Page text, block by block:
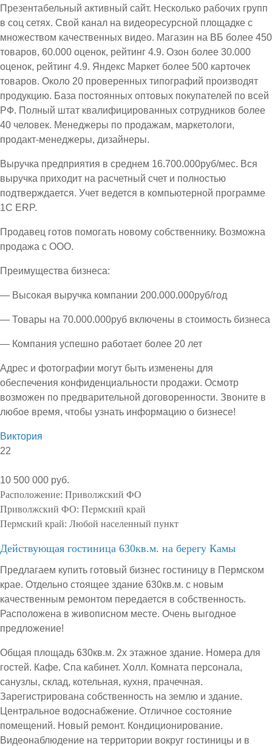
Презентабельный активный сайт. Несколько рабочих групп
в соц сетях. Свой канал на видеоресурсной площадке с
множеством качественных видео. Магазин на ВБ более 450
товаров, 60.000 оценок, рейтинг 4.9. Озон более 30.000
оценок, рейтинг 4.9. Яндекс Маркет более 500 карточек
товаров. Около 20 проверенных типографий производят
продукцию. База постоянных оптовых покупателей по всей
РФ. Полный штат квалифицированных сотрудников более
40 человек. Менеджеры по продажам, маркетологи,
продакт-менеджеры, дизайнеры.
Выручка предприятия в среднем 16.700.000руб/мес. Вся
выручка приходит на расчетный счет и полностью
подтверждается. Учет ведется в компьютерной программе
1С ЕRP.
Продавец готов помогать новому собственнику. Возможна
продажа с ООО.
Преимущества бизнеса:
— Высокая выручка компании 200.000.000руб/год
— Товары на 70.000.000руб включены в стоимость бизнеса
— Компания успешно работает более 20 лет
Адрес и фотографии могут быть изменены для
обеспечения конфиденциальности продажи. Осмотр
возможен по предварительной договоренности. Звоните в
любое время, чтобы узнать информацию о бизнесе!
Виктория
22
10 500 000 руб.
Расположение: Приволжский ФО
Приволжский ФО: Пермский край
Пермский край: Любой населенный пункт
Действующая гостиница 630кв.м. на берегу Камы
Предлагаем купить готовый бизнес гостиницу в Пермском
крае. Отдельно стоящее здание 630кв.м. с новым
качественным ремонтом передается в собственность.
Расположена в живописном месте. Очень выгодное
предложение!
Общая площадь 630кв.м. 2х этажное здание. Номера для
гостей. Кафе. Спа кабинет. Холл. Комната персонала,
санузлы, склад, котельная, кухня, прачечная.
Зарегистрирована собственность на землю и здание.
Центральное водоснабжение. Отличное состояние
помещений. Новый ремонт. Кондиционирование.
Видеонаблюдение на территории вокруг гостиницы и в